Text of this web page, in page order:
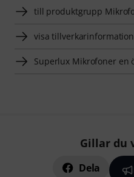
till produktgrupp
visa
Superlux Mikrofoner en
Gillar du
Dela